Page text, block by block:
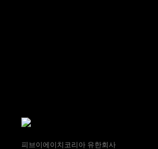
피브이에이치코리아 유한회사